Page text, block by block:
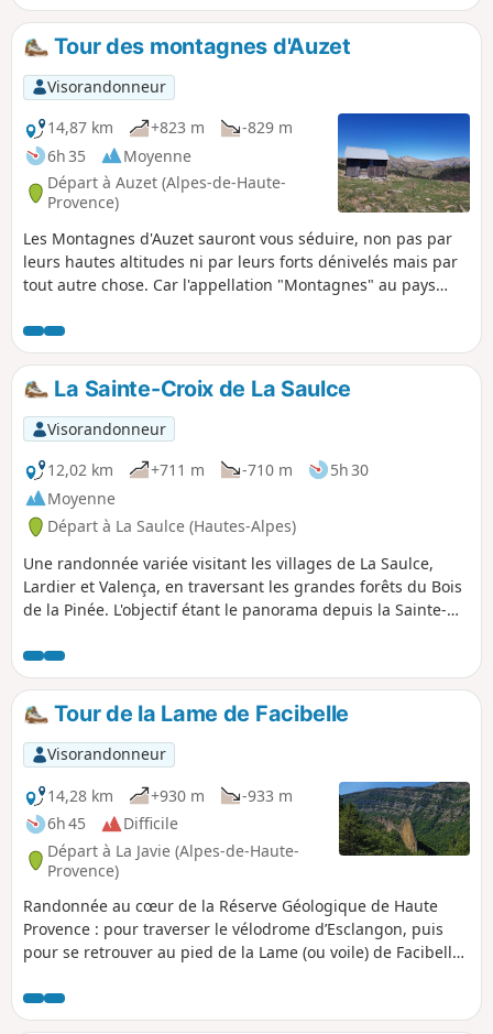
Tour des montagnes d'Auzet
Visorandonneur
14,87 km
+823 m
-829 m
6h 35
Moyenne
Départ à Auzet (Alpes-de-Haute-
Provence)
Les Montagnes d'Auzet sauront vous séduire, non pas par
leurs hautes altitudes ni par leurs forts dénivelés mais par
tout autre chose. Car l'appellation "Montagnes" au pays
fermes possédaient là-haut. Et ça vaut le détour.
La Sainte-Croix de La Saulce
Visorandonneur
12,02 km
+711 m -710 m
5h 30
Moyenne
Départ à La Saulce (Hautes-Alpes)
Une randonnée variée visitant les villages de La Saulce,
Lardier et Valença, en traversant les grandes forêts du Bois
de la Pinée. L'objectif étant le panorama depuis la Sainte-
Tour de la Lame de Facibelle
Visorandonneur
14,28 km
+930 m
-933 m
6h 45
Difficile
Départ à La Javie (Alpes-de-Haute-
Provence)
Randonnée au cœur de la Réserve Géologique de Haute
Provence : pour traverser le vélodrome d’Esclangon, puis
pour se retrouver au pied de la Lame (ou voile) de Facibelle :
temps avec l'ancien ermitage orthodoxe Saint-Jean du
Désert, sans oublier les hameaux et villages abandonnés